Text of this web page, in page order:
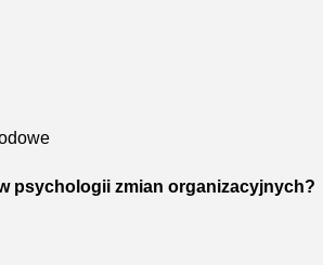
psychologii zmian organizacyjnych?